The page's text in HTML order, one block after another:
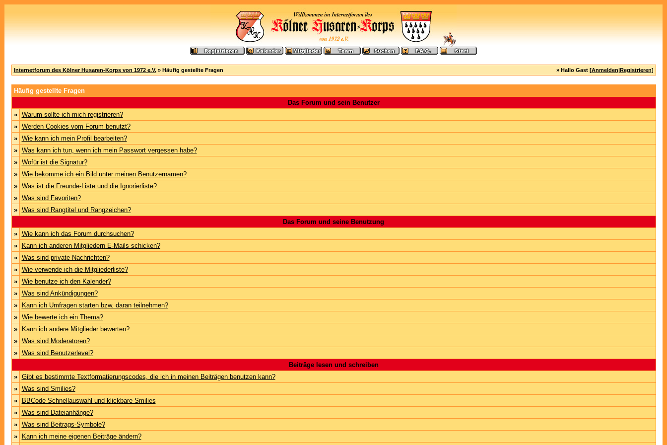
Internetforum des Kölner Husaren-Korps von 1972 e.V.» Häufig gestellte Fragen » Hallo Gast [Anmelden|Registrieren]
Häufig gestellte Fragen
Das Forum und sein Benutzer
»
Warum sollte ich mich registrieren?
»
Werden Cookies vom Forum benutzt?
»
Wie kann ich mein Profil bearbeiten?
»
Was kann ich tun, wenn ich mein Passwort vergessen habe?
»
Wofür ist die Signatur?
»
Wie bekomme ich ein Bild unter meinen Benutzernamen?
»
Was ist die Freunde-Liste und die Ignorierliste?
»
Was sind Favoriten?
»
Was sind Rangtitel und Rangzeichen?
Das Forum und seine Benutzung
»
Wie kann ich das Forum durchsuchen?
»
Kann ich anderen Mitgliedern E-Mails schicken?
»
Was sind private Nachrichten?
»
Wie verwende ich die Mitgliederliste?
»
Wie benutze ich den Kalender?
»
Was sind Ankündigungen?
»
Kann ich Umfragen starten bzw. daran teilnehmen?
»
Wie bewerte ich ein Thema?
»
Kann ich andere Mitglieder bewerten?
»
Was sind Moderatoren?
»
Was sind Benutzerlevel?
Beiträge lesen und schreiben
»
Gibt es bestimmte Textformatierungscodes, die ich in meinen Beiträgen benutzen kann?
»
Was sind Smilies?
»
BBCode Schnellauswahl und klickbare Smilies
»
Was sind Dateianhänge?
»
Was sind Beitrags-Symbole?
»
Kann ich meine eigenen Beiträge ändern?